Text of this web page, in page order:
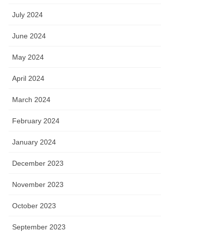
July 2024
June 2024
May 2024
April 2024
March 2024
February 2024
January 2024
December 2023
November 2023
October 2023
September 2023